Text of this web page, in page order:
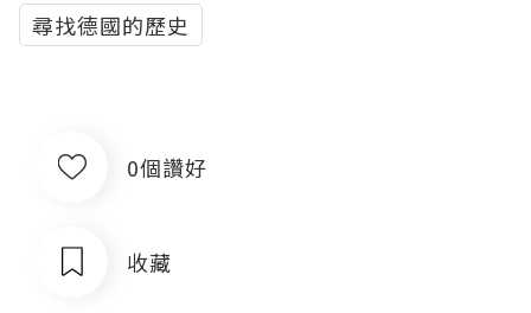
尋找德國的歷史
0個讚好
收藏